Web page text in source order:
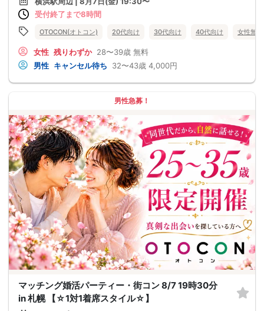
受付終了まで8時間
OTOCON(オトコン) 20代向け 30代向け 40代向け 女性無料
女性 残りわずか 28〜39歳 無料
男性 キャンセル待ち 32〜43歳 4,000円
男性急募！
マッチング婚活パーティー・街コン 8/7 19時30分
in 札幌 【☆1対1着席スタイル☆】